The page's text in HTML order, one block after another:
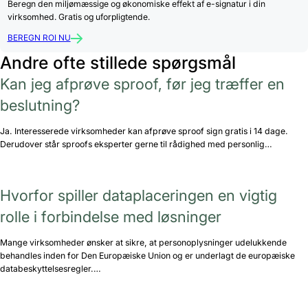
Beregn den miljømæssige og økonomiske effekt af e-signatur i din
virksomhed. Gratis og uforpligtende.
BEREGN ROI NU
Andre ofte stillede spørgsmål
Kan jeg afprøve sproof, før jeg træffer en
beslutning?
Ja. Interesserede virksomheder kan afprøve sproof sign gratis i 14 dage.
Derudover står sproofs eksperter gerne til rådighed med personlig…
Hvorfor spiller dataplaceringen en vigtig
rolle i forbindelse med løsninger
Mange virksomheder ønsker at sikre, at personoplysninger udelukkende
behandles inden for Den Europæiske Union og er underlagt de europæiske
databeskyttelsesregler.…